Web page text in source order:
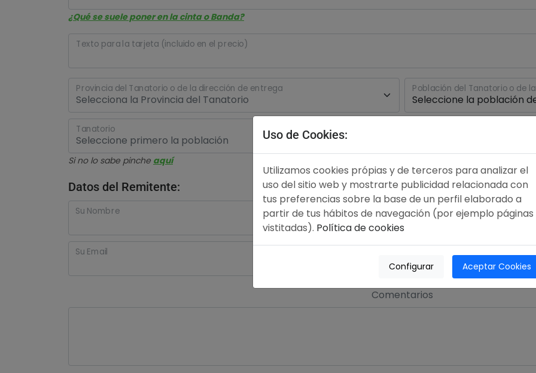
¿Qué se suele poner en la cinta o Banda?
Texto para la tarjeta (incluido en el precio)
Provincia del Tanatorio o de la dirección de entrega Población del Tanatorio o de
Tanatorio
Si no lo sabe pinche aquí
Datos del Remitente:
Su Nombre +34
Su Email No me hace falta
Comentarios
Uso de Cookies:
Utilizamos cookies própias y de terceros para analizar el
uso del sitio web y mostrarte publicidad relacionada con
tus preferencias sobre la base de un perfil elaborado a
partir de tus hábitos de navegación (por ejemplo páginas
vistitadas). Política de cookies
Configurar Aceptar Cookies